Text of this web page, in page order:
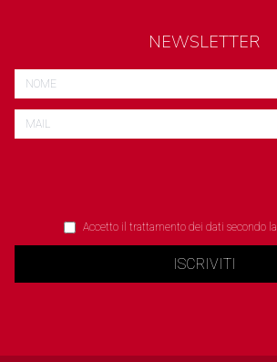
NEWSLETTER
Accetto il trattamento dei dati secondo la
ISCRIVITI